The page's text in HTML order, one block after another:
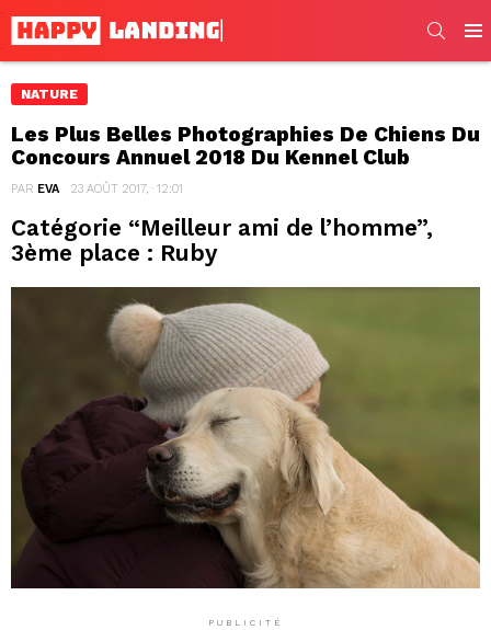
NATURE
Les Plus Belles Photographies De Chiens Du
Concours Annuel 2018 Du Kennel Club
PAR EVA 23 AOÛT 2017, · 12:01
Catégorie “Meilleur ami de l’homme”,
3ème place : Ruby
PUBLICITÉ